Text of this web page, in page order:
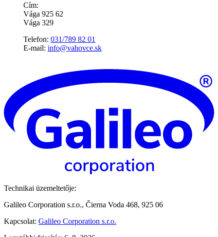
Cím:
Vága 925 62
Vága 329
Telefon: 031/789 82 01
E-mail: info@vahovce.sk
Technikai üzemeltetője:
Galileo Corporation s.r.o., Čierna Voda 468, 925 06
Kapcsolat: Galileo Corporation s.r.o.